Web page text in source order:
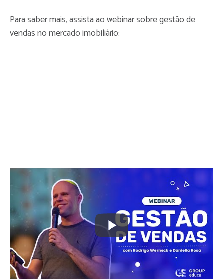
Para saber mais, assista ao webinar sobre gestão de
vendas no mercado imobiliário: